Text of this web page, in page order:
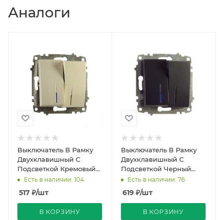
Аналоги
Выключатель В Рамку
Двухклавишный С
Подсветкой Кремовый
IP20 10А 250В Zena Vega
Есть в наличии: 104
517 ₽/шт
В КОРЗИНУ
Выключатель В Рамку
Двухклавишный С
Подсветкой Черный
матовый IP20 10А 250В
Zena Vega El-BI
Есть в наличии: 76
619 ₽/шт
В КОРЗИНУ